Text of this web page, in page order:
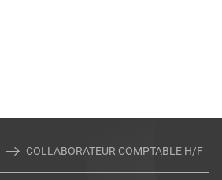
COLLABORATEUR COMPTABLE H/F